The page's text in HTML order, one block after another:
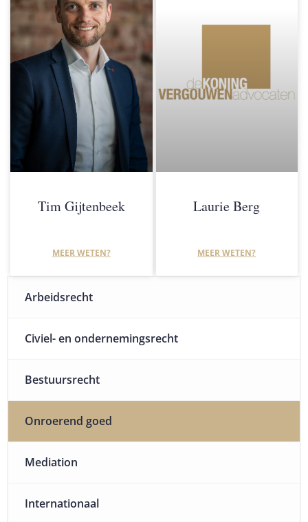
Arbeidsrecht
Civiel- en ondernemingsrecht
Bestuursrecht
Onroerend goed
Mediation
Internationaal
Tim Gijtenbeek
MEER WETEN?
Laurie Berg
MEER WETEN?